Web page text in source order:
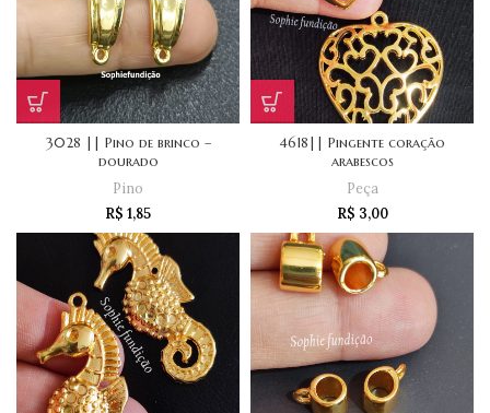
3028 || Pino de brinco –
dourado
Pino
R$ 1,85
4618|| Pingente coração
arabescos
Peça
R$ 3,00